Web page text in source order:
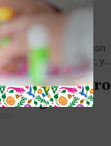
reunió en Mazatlán con
Drew Hoster, y...
“Nuestro
tianguistas